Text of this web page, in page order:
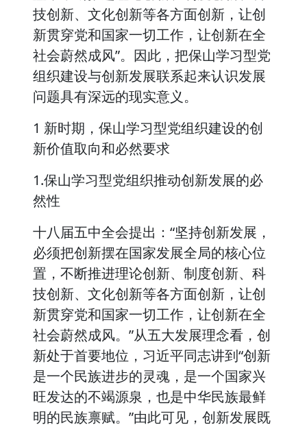
技创新、文化创新等各方面创新，让创
新贯穿党和国家一切工作，让创新在全
社会蔚然成风”。因此，把保山学习型党
组织建设与创新发展联系起来认识发展
问题具有深远的现实意义。
1 新时期，保山学习型党组织建设的创
新价值取向和必然要求
1.保山学习型党组织推动创新发展的必
然性
十八届五中全会提出：“坚持创新发展，
必须把创新摆在国家发展全局的核心位
置，不断推进理论创新、制度创新、科
技创新、文化创新等各方面创新，让创
新贯穿党和国家一切工作，让创新在全
社会蔚然成风。”从五大发展理念看，创
新处于首要地位，习近平同志讲到“创新
是一个民族进步的灵魂，是一个国家兴
旺发达的不竭源泉，也是中华民族最鲜
明的民族禀赋。”由此可见，创新发展既